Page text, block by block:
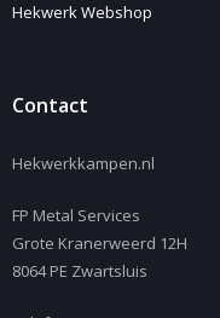
Hekwerk Webshop
Contact
Hekwerkkampen.nl
FP Metal Services
Grote Kranerweerd 12H
8064 PE Zwartsluis